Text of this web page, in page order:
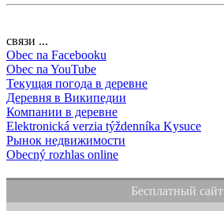
связи ...
Obec na Facebooku
Obec na YouTube
Текущая погода в деревне
Деревня в Википедии
Компании в деревне
Elektronická verzia týždenníka Kysuce
Рынок недвижимости
Obecný rozhlas online
Бесплатный сайт